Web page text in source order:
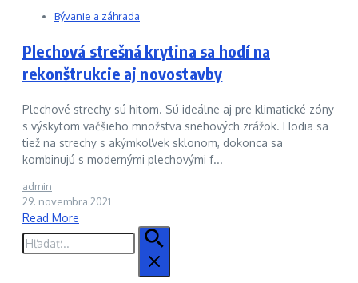
Bývanie a záhrada
Plechová strešná krytina sa hodí na
rekonštrukcie aj novostavby
Plechové strechy sú hitom. Sú ideálne aj pre klimatické zóny
s výskytom väčšieho množstva snehových zrážok. Hodia sa
tiež na strechy s akýmkoľvek sklonom, dokonca sa
kombinujú s modernými plechovými f...
admin
29. novembra 2021
Read More
Hľadať: